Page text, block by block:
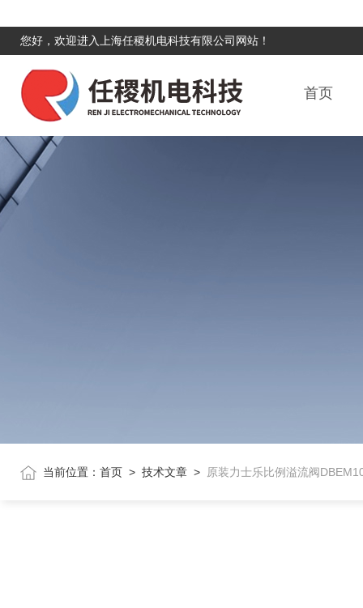
您好，欢迎进入上海任稷机电科技有限公司网站！
首页
当前位置： 首页 > 技术文章 > 原装力士乐比例溢流阀